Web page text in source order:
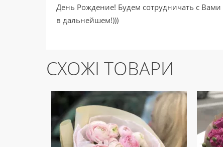
День Рождение! Будем сотрудничать с Вами
в дальнейшем!)))
СХОЖІ ТОВАРИ